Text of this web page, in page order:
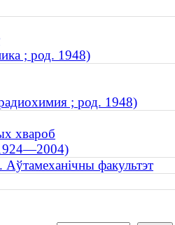
; род. 1948)
; род. 1948)
хвароб
Аўтамеханічны факультэт